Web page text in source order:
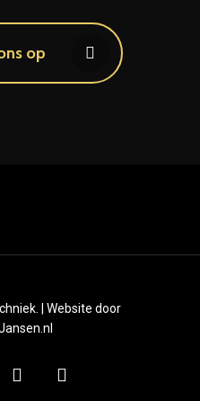
op
| Website door
phone email